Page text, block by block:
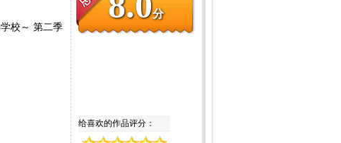
分
给喜欢的作品评分：
校～ 第二季